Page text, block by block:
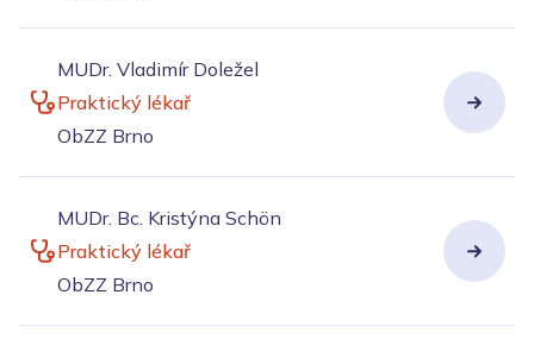
MUDr. Vladimír Doležel
Praktický lékař
ObZZ Brno
MUDr. Bc. Kristýna Schön
Praktický lékař
ObZZ Brno